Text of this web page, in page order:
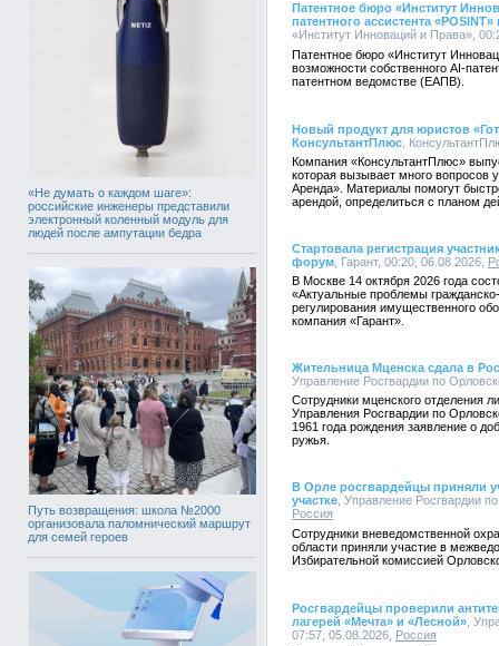
«Не думать о каждом шаге»:
российские инженеры представили
электронный коленный модуль для
людей после ампутации бедра
Путь возвращения: школа №2000
организовала паломнический маршрут
для семей героев
Патентное бюро «Институт
патентного ассистента
«Институт Инноваций и Права»,
Патентное бюро «Институт
возможности собственного AI-
патентном ведомстве (ЕАПВ).
Новый продукт для юристов
КонсультантПлюс ,
Компания «КонсультантПлюс»
которая вызывает много
Аренда». Материалы помогут
арендой, определиться с планом
Стартовала регистрация
форум , Гарант, 00:20, 06.08.2026,
В Москве 14 октября 2026 года
«Актуальные проблемы
регулирования имущественного
компания «Гарант».
Жительница Мценска сдала в
Управление Росгвардии по
Сотрудники мценского отделения
Управления Росгвардии по
1961 года рождения заявление о
ружья.
В Орле росгвардейцы приняли
участке , Управление Росгвардии
Россия
Сотрудники вневедомственной
области приняли участие в
Избирательной комиссией
Росгвардейцы проверили
лагерей «Мечта» и «Лесной» ,
07:57, 05.08.2026, Россия